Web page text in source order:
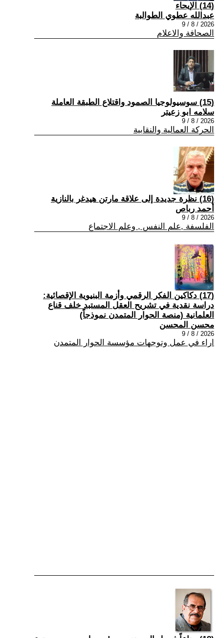
(14) الإيحاء
عبدالله عطوي الطوالبة
2026 / 8 / 9
الصحافة والاعلام
(15) سوسيولوجيا الصمود واقتلاع الطبقة العاملة
سلامه ابو زعيتر
2026 / 8 / 9
الحركة العمالية والنقابية
(16) نظرة جديدة إلى علاقة مارتن هيدغر بالنازية
أحمد رباص
2026 / 8 / 9
الفلسفة ,علم النفس , وعلم الاجتماع
(17) دكاكين الفكر الرقمي وأزمة البنيوية الإقصائية:
دراسة نقدية في تشريح العقل المستبد خلف قناع
العلمانية (منصة الحوار المتمدن نموذجاً)
محسن المحسن
2026 / 8 / 9
اراء في عمل وتوجهات مؤسسة الحوار المتمدن